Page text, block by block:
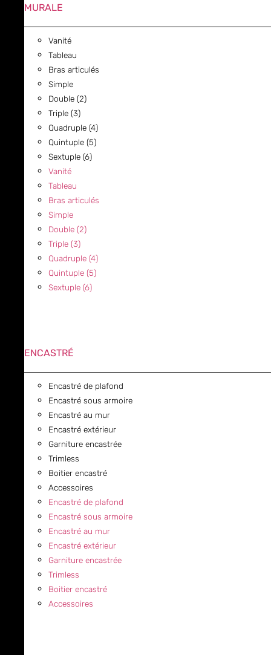
MURALE
Vanité
Tableau
Bras articulés
Simple
Double (2)
Triple (3)
Quadruple (4)
Quintuple (5)
Sextuple (6)
Vanité
Tableau
Bras articulés
Simple
Double (2)
Triple (3)
Quadruple (4)
Quintuple (5)
Sextuple (6)
ENCASTRÉ
Encastré de plafond
Encastré sous armoire
Encastré au mur
Encastré extérieur
Garniture encastrée
Trimless
Boitier encastré
Accessoires
Encastré de plafond
Encastré sous armoire
Encastré au mur
Encastré extérieur
Garniture encastrée
Trimless
Boitier encastré
Accessoires